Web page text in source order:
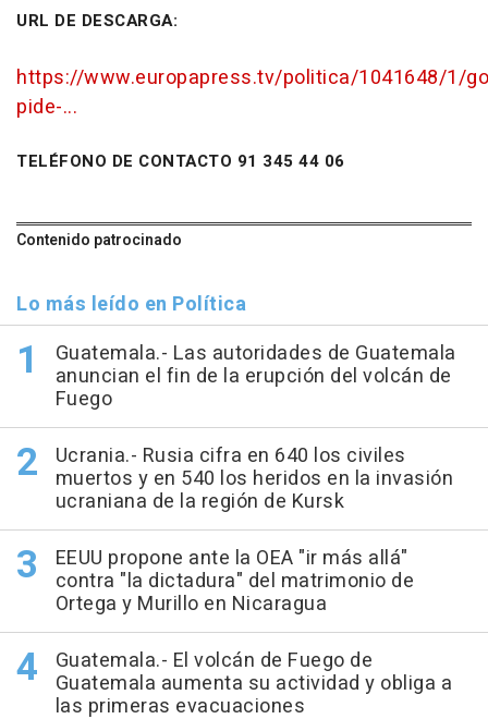
URL DE DESCARGA:
https://www.europapress.tv/politica/1041648/1/
pide-...
TELÉFONO DE CONTACTO 91 345 44 06
Contenido patrocinado
Lo más leído en Política
Guatemala.- Las autoridades de Guatemala
anuncian el fin de la erupción del volcán de
Fuego
Ucrania.- Rusia cifra en 640 los civiles
muertos y en 540 los heridos en la invasión
ucraniana de la región de Kursk
EEUU propone ante la OEA "ir más allá"
contra "la dictadura" del matrimonio de
Ortega y Murillo en Nicaragua
Guatemala.- El volcán de Fuego de
Guatemala aumenta su actividad y obliga a
las primeras evacuaciones